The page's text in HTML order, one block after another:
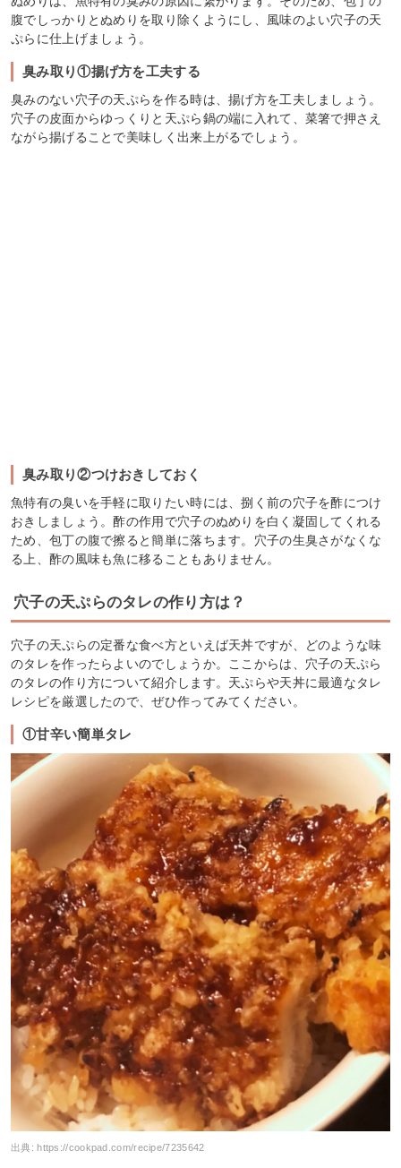
腹でしっかりとぬめりを取り除くようにし、風味のよい穴子の天
ぷらに仕上げましょう。
臭み取り①揚げ方を工夫する
臭みのない穴子の天ぷらを作る時は、揚げ方を工夫しましょう。
穴子の皮面からゆっくりと天ぷら鍋の端に入れて、菜箸で押さえ
ながら揚げることで美味しく出来上がるでしょう。
臭み取り②つけおきしておく
魚特有の臭いを手軽に取りたい時には、捌く前の穴子を酢につけ
おきしましょう。酢の作用で穴子のぬめりを白く凝固してくれる
ため、包丁の腹で擦ると簡単に落ちます。穴子の生臭さがなくな
る上、酢の風味も魚に移ることもありません。
穴子の天ぷらのタレの作り方は？
穴子の天ぷらの定番な食べ方といえば天丼ですが、どのような味
のタレを作ったらよいのでしょうか。ここからは、穴子の天ぷら
のタレの作り方について紹介します。天ぷらや天丼に最適なタレ
レシピを厳選したので、ぜひ作ってみてください。
①甘辛い簡単タレ
出典: https://cookpad.com/recipe/7235642